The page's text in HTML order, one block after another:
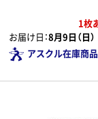
1枚
お届け日：8月9日（日）
アスクル在庫商品